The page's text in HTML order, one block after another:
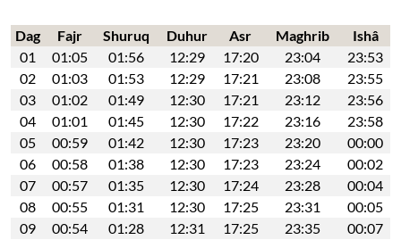
Dag Fajr Shuruq Duhur Asr Maghrib
Ishâ
01
01:05 01:56 12:29 17:20 23:04
23:53
02
01:03 01:53 12:29 17:21 23:08
23:55
03
01:02 01:49 12:30 17:21 23:12
23:56
04
01:01 01:45 12:30 17:22 23:16
23:58
05
00:59 01:42 12:30 17:23 23:20
00:00
06
00:58 01:38 12:30 17:23 23:24
00:02
07
00:57 01:35 12:30 17:24 23:28
00:04
08
00:55 01:31 12:30 17:25 23:31
00:05
09
00:54 01:28 12:31 17:25 23:35
00:07